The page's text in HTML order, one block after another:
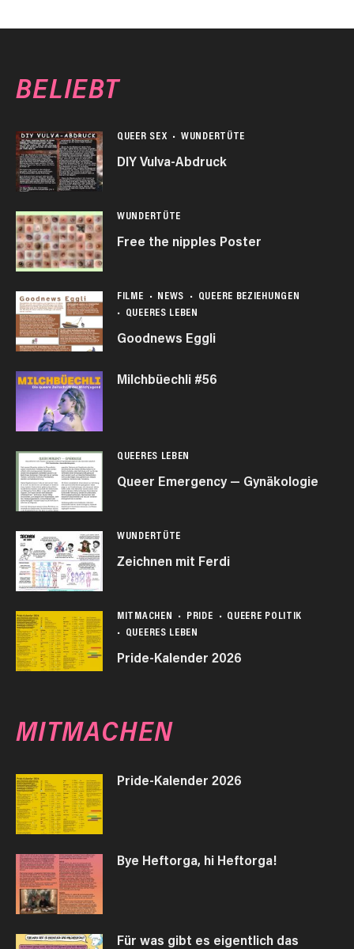
BELIEBT
QUEER SEX WUNDERTÜTE
DIY Vulva-Abdruck
WUNDERTÜTE
Free the nipples Poster
FILME NEWS
QUEERE BEZIEHUNGEN
QUEERES LEBEN
Goodnews Eggli
Milchbüechli #56
QUEERES LEBEN
Queer Emergency — Gynäkologie
WUNDERTÜTE
Zeichnen mit Ferdi
MITMACHEN PRIDE
QUEERE POLITIK
QUEERES LEBEN
Pride-Kalender 2026
MITMACHEN
Pride-Kalender 2026
Bye Heftorga, hi Heftorga!
Für was gibt es eigentlich das